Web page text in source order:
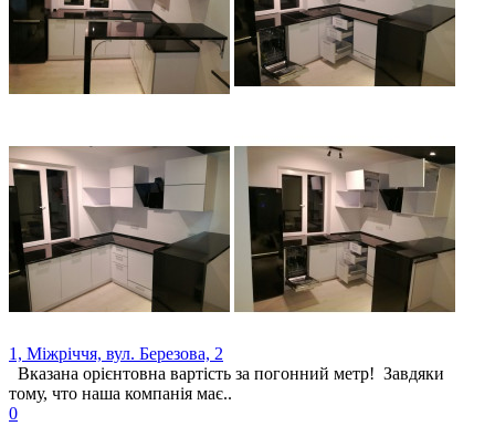
1, Міжріччя, вул. Березова, 2
Вказана орієнтовна вартість за погонний метр! Завдяки
тому, что наша компанія має..
0